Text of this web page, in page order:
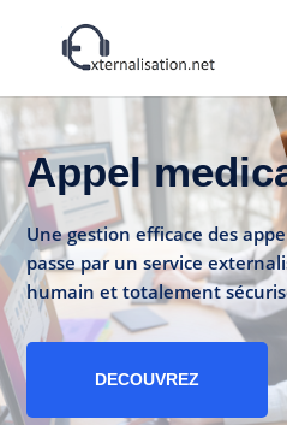
Appel
Une gestion efficace des
passe par un service
humain et totalement
DECOUVREZ